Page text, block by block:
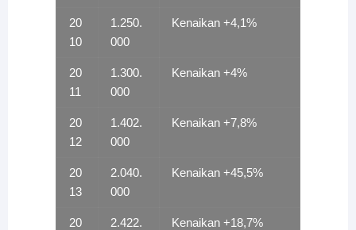
20
10
1.250.
000
Kenaikan +4,1%
20
11
1.300.
000
Kenaikan +4%
20
12
1.402.
000
Kenaikan +7,8%
20
13
2.040.
000
Kenaikan +45,5%
20
2.422.
Kenaikan +18,7%